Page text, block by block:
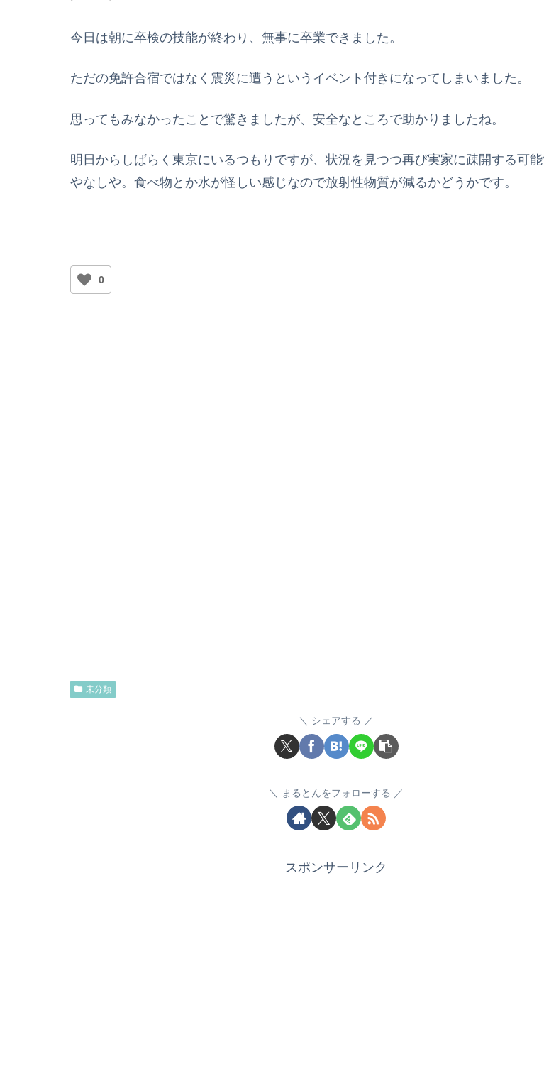
今日は朝に卒検の技能が終わり、無事に卒業できました。
ただの免許合宿ではなく震災に遭うというイベント付きになってしまいました。
思ってもみなかったことで驚きましたが、安全なところで助かりましたね。
明日からしばらく東京にいるつもりですが、状況を見つつ再び実家に疎開する可能
やなしや。食べ物とか水が怪しい感じなので放射性物質が減るかどうかです。
0
未分類
シェアする
まるとんをフォローする
スポンサーリンク